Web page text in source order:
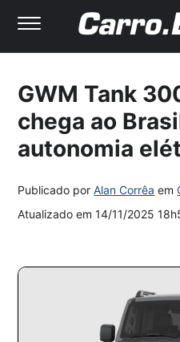
GWM Tank
chega ao
autonomia
Publicado porAlan Corrêa em
Atualizado em14/11/2025